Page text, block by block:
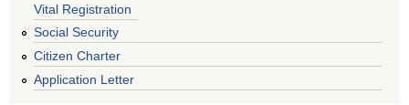
Vital Registration
Social Security
Citizen Charter
Application Letter